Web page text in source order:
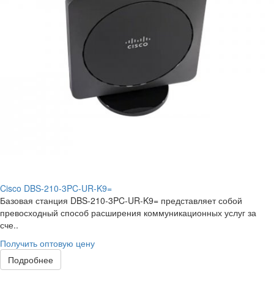
Cisco DBS-210-3PC-UR-K9=
Базовая станция DBS-210-3PC-UR-K9= представляет собой
превосходный способ расширения коммуникационных услуг за
сче..
Получить оптовую цену
Подробнее